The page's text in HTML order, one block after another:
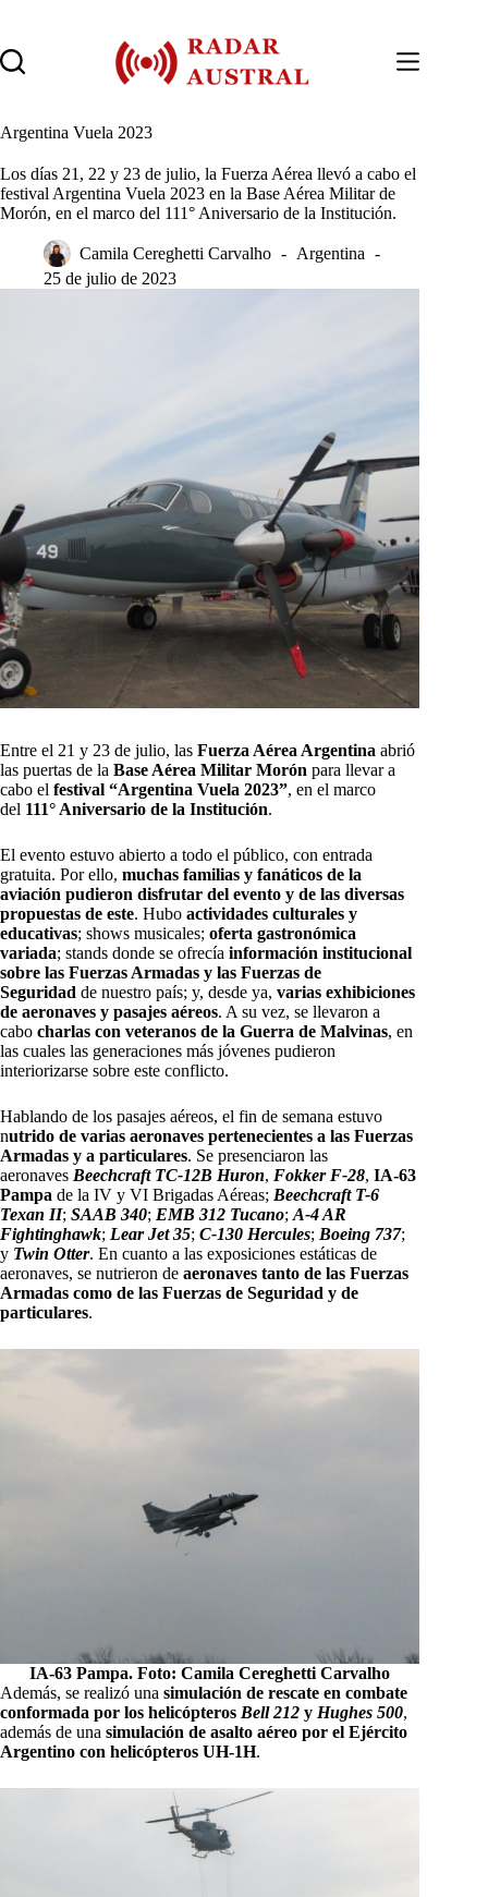
contenido
Argentina Vuela 2023
Los días 21, 22 y 23 de julio, la Fuerza Aérea llevó a cabo el
festival Argentina Vuela 2023 en la Base Aérea Militar de
Morón, en el marco del 111° Aniversario de la Institución.
Camila Cereghetti Carvalho
Argentina
25 de julio de 2023
Entre el 21 y 23 de julio, las Fuerza Aérea Argentina abrió
las puertas de la Base Aérea Militar Morón para llevar a
cabo el festival “Argentina Vuela 2023”, en el marco
del 111° Aniversario de la Institución.
El evento estuvo abierto a todo el público, con entrada
gratuita. Por ello, muchas familias y fanáticos de la
aviación pudieron disfrutar del evento y de las diversas
propuestas de este. Hubo actividades culturales y
educativas; shows musicales; oferta gastronómica
variada; stands donde se ofrecía información institucional
sobre las Fuerzas Armadas y las Fuerzas de
Seguridad de nuestro país; y, desde ya, varias exhibiciones
de aeronaves y pasajes aéreos. A su vez, se llevaron a
cabo charlas con veteranos de la Guerra de Malvinas, en
las cuales las generaciones más jóvenes pudieron
interiorizarse sobre este conflicto.
Hablando de los pasajes aéreos, el fin de semana estuvo
nutrido de varias aeronaves pertenecientes a las Fuerzas
Armadas y a particulares. Se presenciaron las
aeronaves Beechcraft TC-12B Huron, Fokker F-28, IA-63
Pampa de la IV y VI Brigadas Aéreas; Beechcraft T-6
Texan II; SAAB 340; EMB 312 Tucano; A-4 AR
Fightinghawk; Lear Jet 35; C-130 Hercules; Boeing 737;
y Twin Otter. En cuanto a las exposiciones estáticas de
aeronaves, se nutrieron de aeronaves tanto de las Fuerzas
Armadas como de las Fuerzas de Seguridad y de
particulares.
IA-63 Pampa. Foto: Camila Cereghetti Carvalho
Además, se realizó una simulación de rescate en combate
conformada por los helicópteros Bell 212 y Hughes 500,
además de una simulación de asalto aéreo por el Ejército
Argentino con helicópteros UH-1H.